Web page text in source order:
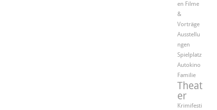
en Filme
&
Vorträge
Ausstellu
ngen
Spielplatz
Autokino
Familie
Theat
er
Krimifesti